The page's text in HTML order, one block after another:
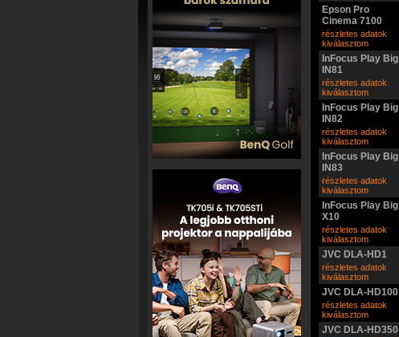
Epson Pro
Cinema 7100
részletes adatok
kiválasztom
InFocus Play Big
IN81
részletes adatok
kiválasztom
InFocus Play Big
IN82
részletes adatok
kiválasztom
InFocus Play Big
IN83
részletes adatok
kiválasztom
InFocus Play Big
X10
részletes adatok
kiválasztom
JVC DLA-HD1
részletes adatok
kiválasztom
JVC DLA-HD100
részletes adatok
kiválasztom
JVC DLA-HD350